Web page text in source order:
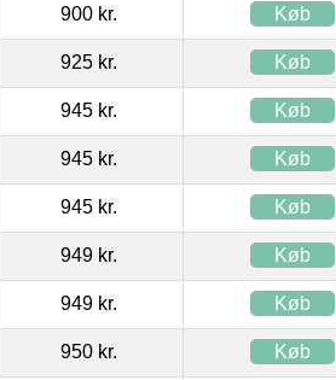
900 kr. Køb
925 kr. Køb
945 kr. Køb
945 kr. Køb
945 kr. Køb
949 kr. Køb
949 kr. Køb
950 kr. Køb